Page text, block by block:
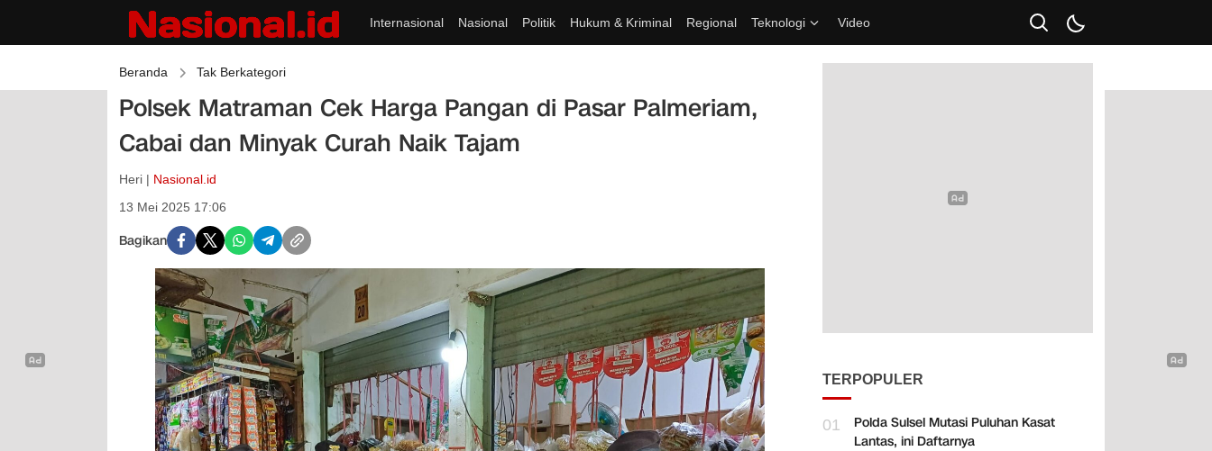
Internasional Nasional Politik Hukum & Kriminal Regional Teknologi Video
Beranda Tak Berkategori
Polsek Matraman Cek Harga Pangan di Pasar Palmeriam,
Cabai dan Minyak Curah Naik Tajam
Heri | Nasional.id
13 Mei 2025 17:06
Bagikan
TERPOPULER
01
Polda Sulsel Mutasi Puluhan Kasat
Lantas, ini Daftarnya